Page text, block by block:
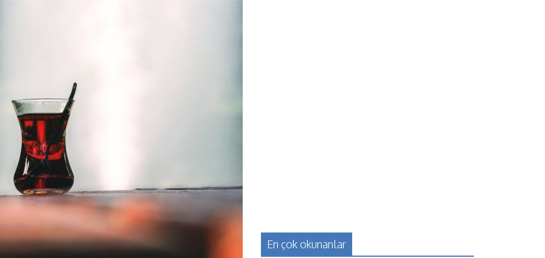
En çok okunanlar